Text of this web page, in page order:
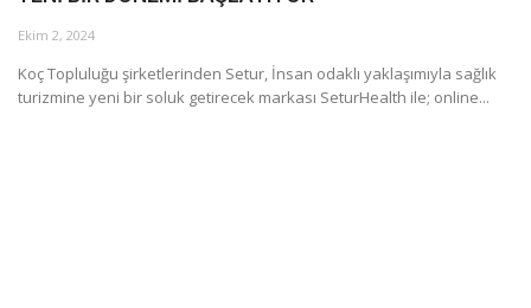
Ekim 2, 2024
Koç Topluluğu şirketlerinden Setur, İnsan odaklı yaklaşımıyla sağlık
turizmine yeni bir soluk getirecek markası SeturHealth ile; online...